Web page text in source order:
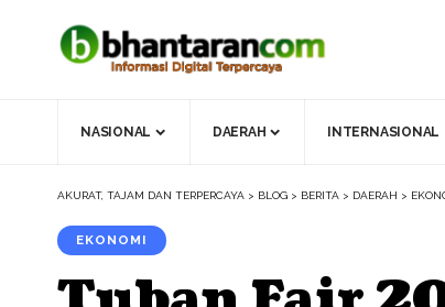
NASIONAL DAERAH INTERNASIONAL
AKURAT, TAJAM DAN TERPERCAYA > BLOG > BERITA > DAERAH >
EKONOMI